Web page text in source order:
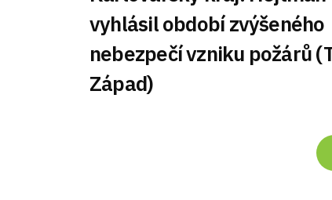
vyhlásil období zvýšeného
nebezpečí vzniku požárů
Západ)